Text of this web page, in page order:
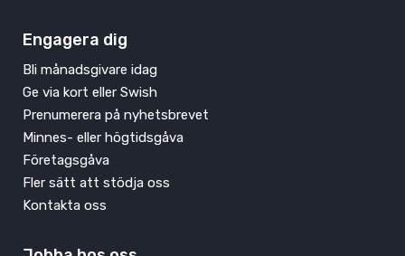
Engagera dig
Bli månadsgivare idag
Ge via kort eller Swish
Prenumerera på nyhetsbrevet
Minnes- eller högtidsgåva
Företagsgåva
Fler sätt att stödja oss
Kontakta oss